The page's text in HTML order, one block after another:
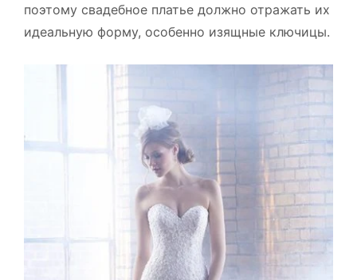
поэтому свадебное платье должно отражать их
идеальную форму, особенно изящные ключицы.